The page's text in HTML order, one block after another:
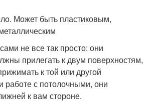
Может быть пластиковым,
не все так просто: они
прилегать к двум поверхностям,
к той или другой
работе с потолочными, они
к вам стороне.